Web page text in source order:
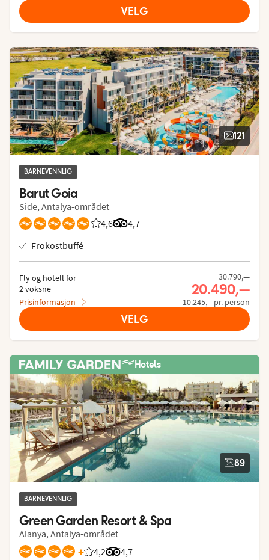
VELG
121
BARNEVENNLIG
Barut Goia
Side, Antalya-området
4,6
Vurdering fra Vings gjester: 4.63/5
4,7
Vurdering fra Tripadvisor: 4.7 of 5
Frokostbuffé
Fly og hotell for
2 voksne
Prisinformasjon
30.790,—
20.490,—
10.245,—pr. person
VELG
Hotels
89
BARNEVENNLIG
Green Garden Resort & Spa
Alanya, Antalya-området
+ 4,2
Vurdering fra Vings gjester: 4.235/5
4,7
Vurdering fra Tripadvisor: 4.7 of 5